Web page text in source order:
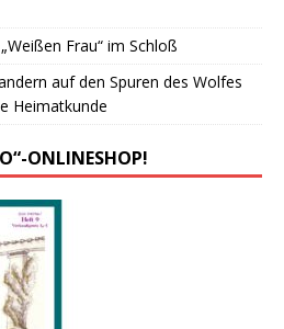
Frau“ im Schloß
auf den Spuren des Wolfes
Heimatkunde
ONLINESHOP!